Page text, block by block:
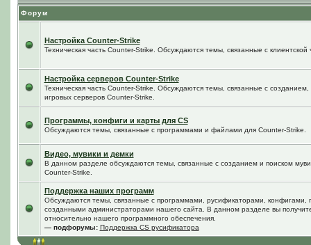
Форум
Настройка Counter-Strike
Техническая часть Counter-Strike. Обсуждаются темы, связанные с клиентской
Настройка серверов Counter-Strike
Техническая часть Counter-Strike. Обсуждаются темы, связанные с
игровых серверов Counter-Strike.
Программы, конфиги и карты для CS
Обсуждаются темы, связанные с программами и файлами для Counter-Strike.
Видео, мувики и демки
В данном разделе обсуждаются темы, связанные с созданием и поиском
Counter-Strike.
Поддержка наших программ
Обсуждаются темы, связанные с программами, русификаторами, конфигами,
созданными администраторами нашего сайта. В данном разделе вы
относительно нашего программного обеспечения.
— подфорумы: Поддержка CS русификатора